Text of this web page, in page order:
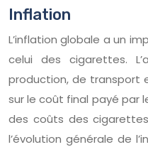
Inflation
L’inflation globale a un
celui des cigarettes.
production, de transport
sur le coût final payé par
des coûts des
l’évolution générale de